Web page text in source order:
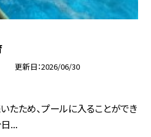
更新日 2026/06/30
たため、プールに入ることができ
...